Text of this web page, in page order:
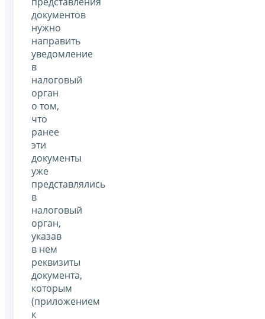
документов
нужно
направить
уведомление
в
налоговый
орган
о том,
что
ранее
эти
документы
уже
представлялись
в
налоговый
орган,
указав
в нем
реквизиты
документа,
которым
(приложением
к